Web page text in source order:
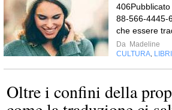
88-566-4445-
che essere
Da Madeline
CULTURA LIBRI
Oltre i confini della